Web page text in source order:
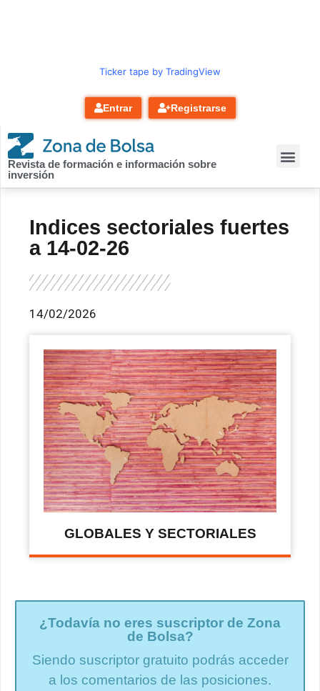
Ticker tape by TradingView
Entrar Registrarse
Revista de formación e información sobre
inversión
Indices sectoriales fuertes
a 14-02-26
14/02/2026
GLOBALES Y SECTORIALES
¿Todavía no eres suscriptor de Zona
de Bolsa?
Siendo suscriptor gratuito podrás acceder
a los comentarios de las posiciones.